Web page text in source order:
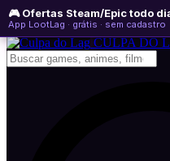
🎮 Ofertas Steam/Epic todo
App LootLag · grátis · sem cadastro
sexta-feira, 07 de agosto de
Newsletter
CULPA DO